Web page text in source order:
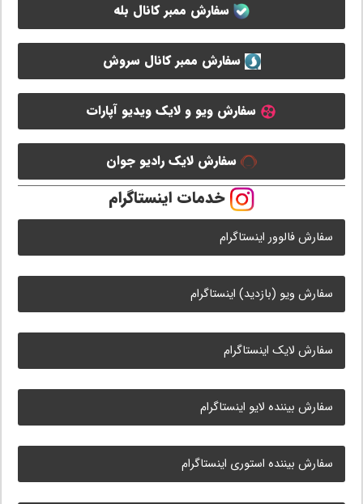
سفارش ممبر کانال بله
سفارش ممبر کانال سروش
سفارش ویو و لایک ویدیو آپارات
سفارش لایک رادیو جوان
خدمات اینستاگرام
سفارش فالوور اینستاگرام
سفارش ویو (بازدید) اینستاگرام
سفارش لایک اینستاگرام
سفارش بیننده لایو اینستاگرام
سفارش بیننده استوری اینستاگرام